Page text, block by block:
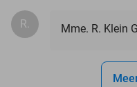
R. Mme. R. Klein